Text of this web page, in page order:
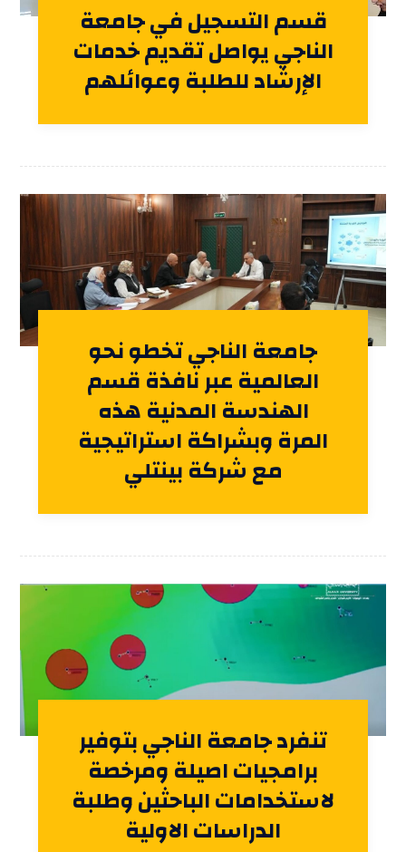
قسم التسجيل في جامعة
الناجي يواصل تقديم خدمات
الإرشاد للطلبة وعوائلهم
جامعة الناجي تخطو نحو
العالمية عبر نافذة قسم
الهندسة المدنية هذه
المرة وبشراكة استراتيجية
مع شركة بينتلي
تنفرد جامعة الناجي بتوفير
برامجيات اصيلة ومرخصة
لاستخدامات الباحثين وطلبة
الدراسات الاولية